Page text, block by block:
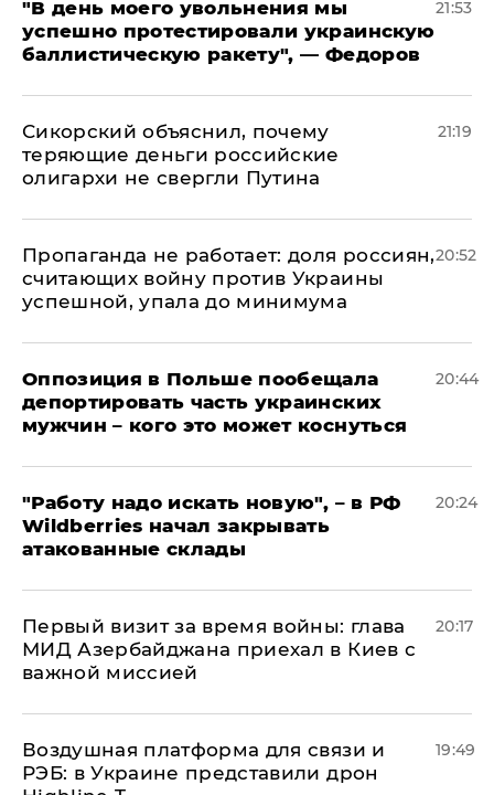
​"В день моего увольнения мы
успешно протестировали украинскую
баллистическую ракету", — Федоров
21:53
Сикорский объяснил, почему
теряющие деньги российские
олигархи не свергли Путина
21:19
​Пропаганда не работает: доля россиян,
считающих войну против Украины
успешной, упала до минимума
20:52
Оппозиция в Польше пообещала
депортировать часть украинских
мужчин – кого это может коснуться
20:44
"Работу надо искать новую", – в РФ
Wildberries начал закрывать
атакованные склады
20:24
Первый визит за время войны: глава
МИД Азербайджана приехал в Киев с
важной миссией
20:17
Воздушная платформа для связи и
РЭБ: в Украине представили дрон
19:49